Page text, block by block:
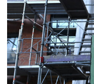
politik
öko
gesellschaft